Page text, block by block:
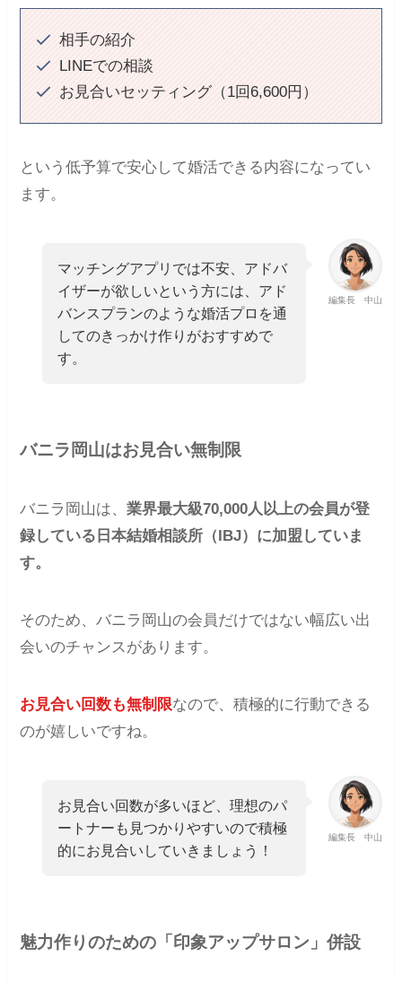
相手の紹介
LINEでの相談
お見合いセッティング（1回6,600円）
という低予算で安心して婚活できる内容になってい
ます。
編集長 中山
マッチングアプリでは不安、アドバ
イザーが欲しいという方には、アド
バンスプランのような婚活プロを通
してのきっかけ作りがおすすめで
す。
バニラ岡山はお見合い無制限
バニラ岡山は、業界最大級70,000人以上の会員が登
録している日本結婚相談所（IBJ）に加盟していま
す。
そのため、バニラ岡山の会員だけではない幅広い出
会いのチャンスがあります。
お見合い回数も無制限なので、積極的に行動できる
のが嬉しいですね。
編集長 中山
お見合い回数が多いほど、理想のパ
ートナーも見つかりやすいので積極
的にお見合いしていきましょう！
魅力作りのための「印象アップサロン」併設